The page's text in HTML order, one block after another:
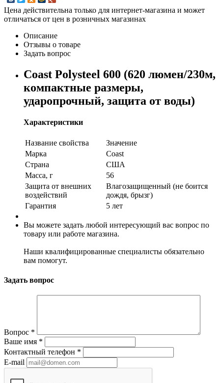
Цена действительна только для интернет-магазина и может
отличаться от цен в розничных магазинах
Описание
Отзывы о товаре
Задать вопрос
Coast Polysteel 600 (620 люмен/230м,
компактные размеры,
ударопрочный, защита от воды)
Характеристики
Название свойства
Значение
Марка
Coast
Страна
США
Масса, г
56
Защита от внешних
воздействий
Влагозащищенный (не боится
дождя, брызг)
Гарантия
5 лет
Вы можете задать любой интересующий вас вопрос по
товару или работе магазина.
Наши квалифицированные специалисты обязательно
вам помогут.
Задать вопрос
Вопрос *
Ваше имя *
Контактный телефон *
E-mail